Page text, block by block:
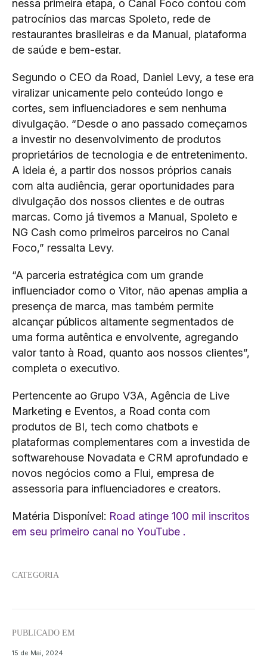
CATEGORIA
PUBLICADO EM
15 de Mai, 2024
nessa primeira etapa, o Canal Foco contou com
patrocínios das marcas Spoleto, rede de
restaurantes brasileiras e da Manual, plataforma
de saúde e bem-estar.
Segundo o CEO da Road, Daniel Levy, a tese era
viralizar unicamente pelo conteúdo longo e
cortes, sem influenciadores e sem nenhuma
divulgação. “Desde o ano passado começamos
a investir no desenvolvimento de produtos
proprietários de tecnologia e de entretenimento.
A ideia é, a partir dos nossos próprios canais
com alta audiência, gerar oportunidades para
divulgação dos nossos clientes e de outras
marcas. Como já tivemos a Manual, Spoleto e
NG Cash como primeiros parceiros no Canal
Foco,” ressalta Levy.
“A parceria estratégica com um grande
influenciador como o Vitor, não apenas amplia a
presença de marca, mas também permite
alcançar públicos altamente segmentados de
uma forma autêntica e envolvente, agregando
valor tanto à Road, quanto aos nossos clientes”,
completa o executivo.
Pertencente ao Grupo V3A, Agência de Live
Marketing e Eventos, a Road conta com
produtos de BI, tech como chatbots e
plataformas complementares com a investida de
softwarehouse Novadata e CRM aprofundado e
novos negócios como a Flui, empresa de
assessoria para influenciadores e creators.
Matéria Disponível: Road atinge 100 mil inscritos
em seu primeiro canal no YouTube .